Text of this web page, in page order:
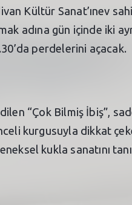
Kültür Sanat’ınev
adına gün içinde iki
perdelerini açacak.
“Çok Bilmiş İbiş”,
kurgusuyla dikkat
kukla sanatını